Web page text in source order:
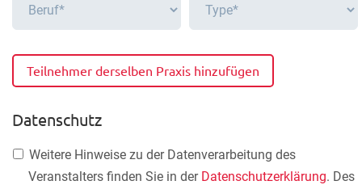
Teilnehmer derselben Praxis hinzufügen
Datenschutz
Weitere Hinweise zu der Datenverarbeitung des
Veranstalters finden Sie in der Datenschutzerklärung. Des